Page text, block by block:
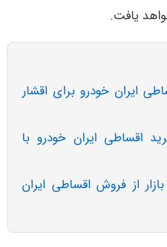
یافت.
ایران خودرو برای اقشار
اقساطی ایران خودرو با
از فروش اقساطی ایران